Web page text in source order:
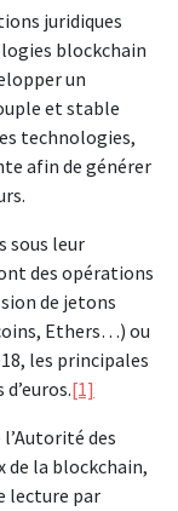
juridiques
blockchain
un
et stable
technologies,
afin de générer
sous leur
des opérations
de jetons
Ethers…) ou
les principales
[1]
des
de la blockchain,
lecture par